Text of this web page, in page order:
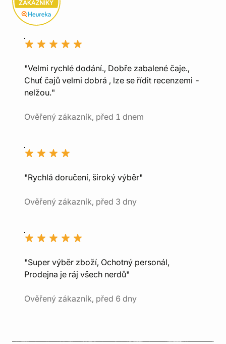
"Velmi rychlé dodání., Dobře zabalené čaje.,
Chuť čajů velmi dobrá , lze se řídit recenzemi -
nelžou."
Ověřený zákazník, před 1 dnem
"Rychlá doručení, široký výběr"
Ověřený zákazník, před 3 dny
"Super výběr zboží, Ochotný personál,
Prodejna je ráj všech nerdů"
Ověřený zákazník, před 6 dny